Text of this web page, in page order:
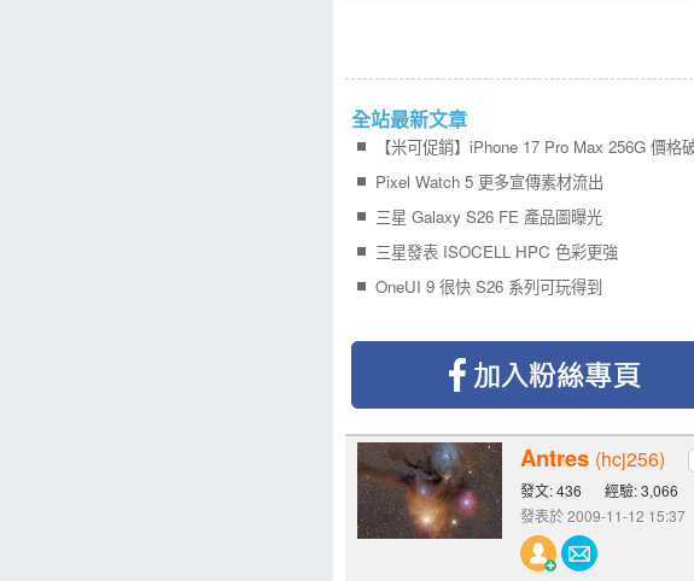
全站最新文章
Pixel Watch 5 更多宣傳素材流出
三星 Galaxy S26 FE 產品圖曝光
三星發表 ISOCELL HPC 色彩更強
OneUI 9 很快 S26 系列可玩得到
Antres (hcj256)
發文: 436
經驗: 3,066
發表於 2009-11-12 15:37